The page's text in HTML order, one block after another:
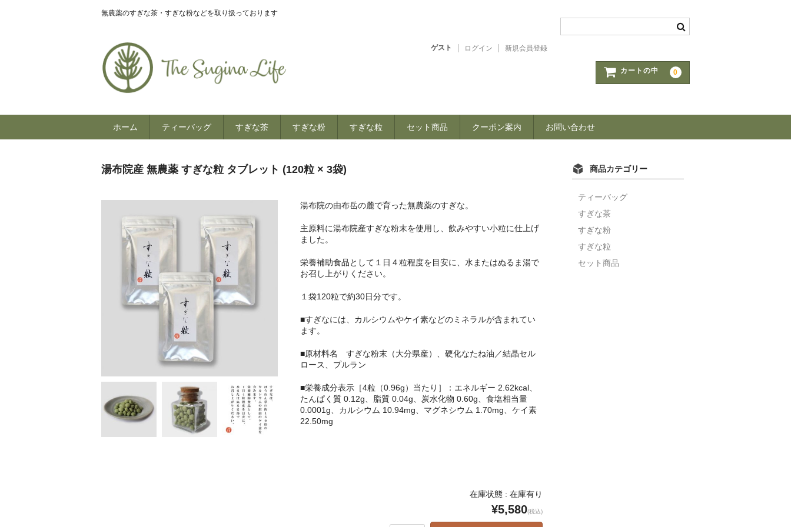
無農薬のすぎな茶・すぎな粉などを取り扱っております
ゲスト ログイン 新規会員登録
カートの中 0
ホーム ティーバッグ すぎな茶 すぎな粉 すぎな粒 セット商品 クーポン案内 お問い合わせ
湯布院産 無農薬 すぎな粒 タブレット (120粒 × 3袋)
湯布院の由布岳の麓で育った無農薬のすぎな。
主原料に湯布院産すぎな粉末を使用し、飲みやすい小粒に仕上げ
ました。
栄養補助食品として１日４粒程度を目安に、水またはぬるま湯で
お召し上がりください。
１袋120粒で約30日分です。
■すぎなには、カルシウムやケイ素などのミネラルが含まれてい
ます。
■原材料名 すぎな粉末（大分県産）、硬化なたね油／結晶セル
ロース、プルラン
■栄養成分表示［4粒（0.96g）当たり］：エネルギー 2.62kcal、
たんぱく質 0.12g、脂質 0.04g、炭水化物 0.60g、食塩相当量
0.0001g、カルシウム 10.94mg、マグネシウム 1.70mg、ケイ素
22.50mg
在庫状態 : 在庫有り
¥5,580(税込)
商品カテゴリー
すぎな粉
すぎな粒
すぎな茶
セット商品
ティーバッグ